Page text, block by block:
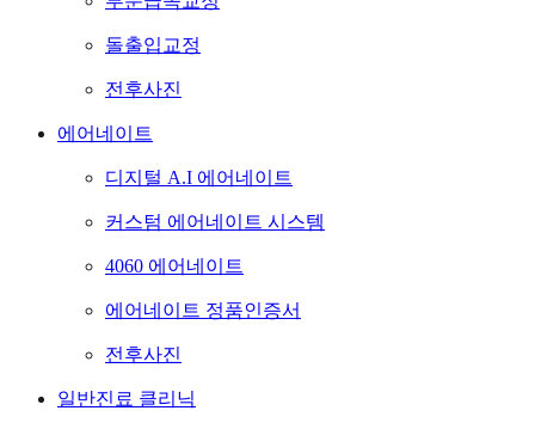
돌출입교정
전후사진
에어네이트
디지털 A.I 에어네이트
커스텀 에어네이트 시스템
4060 에어네이트
에어네이트 정품인증서
전후사진
일반진료 클리닉